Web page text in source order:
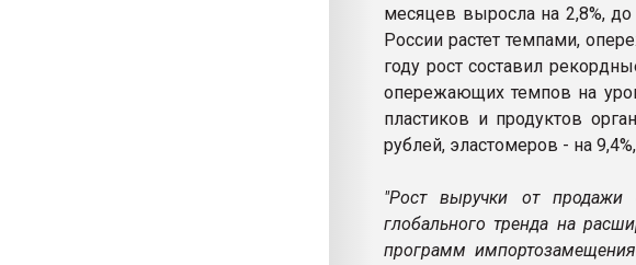
месяцев выросла на 2,8%,
России растет темпами,
году рост составил
опережающих темпов на
пластиков и продуктов
рублей, эластомеров - на
"Рост выручки от продажи
глобального тренда на
программ